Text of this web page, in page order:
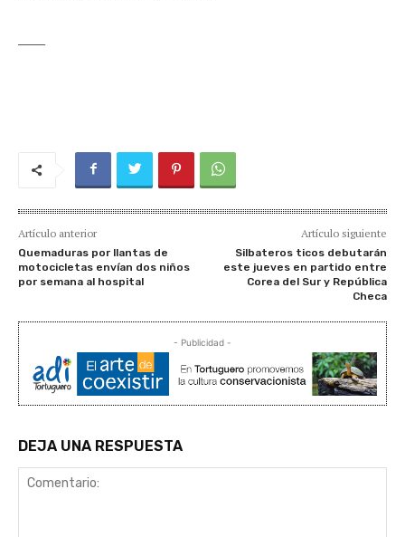
Artículo anterior
Quemaduras por llantas de
motocicletas envían dos niños
por semana al hospital
Artículo siguiente
Silbateros ticos debutarán
este jueves en partido entre
Corea del Sur y República
Checa
- Publicidad -
DEJA UNA RESPUESTA